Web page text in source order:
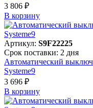
3 806 ₽
В корзинy
Артикул: S9F22225
Срок поставки: 2 дня
Автоматический
Systeme9
3 696 ₽
В корзинy